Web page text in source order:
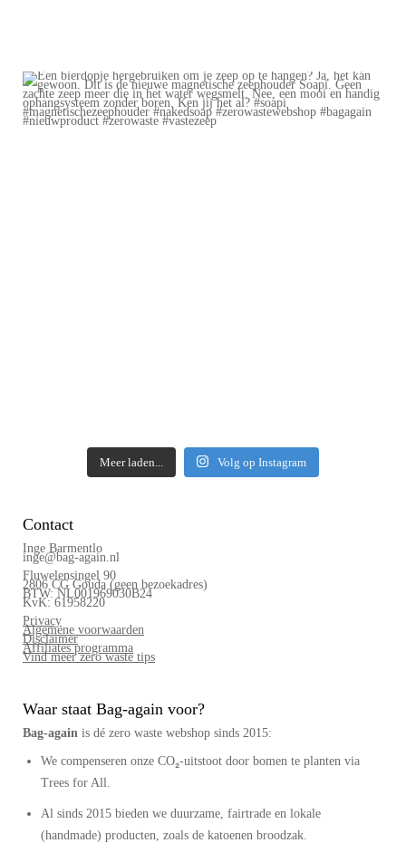
Meer laden... Volg op Instagram
Contact
Inge Barmentlo
inge@bag-again.nl
Fluwelensingel 90
2806 CG Gouda (geen bezoekadres)
BTW: NL001969030B24
KvK: 61958220
Privacy
Algemene voorwaarden
Disclaimer
Affiliates programma
Vind meer zero waste tips
Waar staat Bag-again voor?
Bag‑again is dé zero waste webshop sinds 2015:
We compenseren onze CO₂-uitstoot door bomen te planten via
Trees for All.
Al sinds 2015 bieden we duurzame, fairtrade en lokale
(handmade) producten, zoals de katoenen broodzak.